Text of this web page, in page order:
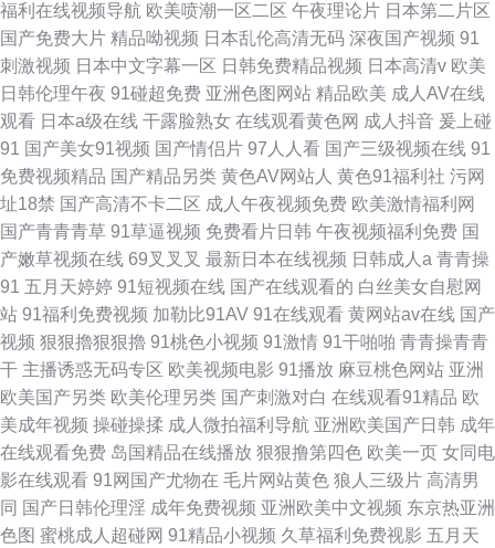
福利在线视频导航 欧美喷潮一区二区 午夜理论片 日本第二片区
国产免费大片 精品呦视频 日本乱伦高清无码 深夜国产视频 91
刺激视频 日本中文字幕一区 日韩免费精品视频 日本高清v 欧美
日韩伦理午夜 91碰超免费 亚洲色图网站 精品欧美 成人AV在线
观看 日本a级在线 干露脸熟女 在线观看黄色网 成人抖音 爰上碰
91 国产美女91视频 国产情侣片 97人人看 国产三级视频在线 91
免费视频精品 国产精品另类 黄色AV网站人 黄色91福利社 污网
址18禁 国产高清不卡二区 成人午夜视频免费 欧美激情福利网
国产青青青草 91草逼视频 免费看片日韩 午夜视频福利免费 国
产嫩草视频在线 69叉叉叉 最新日本在线视频 日韩成人a 青青操
91 五月天婷婷 91短视频在线 国产在线观看的 白丝美女自慰网
站 91福利免费视频 加勒比91AV 91在线观看 黄网站av在线 国产
视频 狠狠擼狠狠擼 91桃色小视频 91激情 91干啪啪 青青操青青
干 主播诱惑无码专区 欧美视频电影 91播放 麻豆桃色网站 亚洲
欧美国产另类 欧美伦理另类 国产刺激对白 在线观看91精品 欧
美成年视频 操碰操揉 成人微拍福利导航 亚洲欧美国产日韩 成年
在线观看免费 岛国精品在线播放 狠狠撸第四色 欧美一页 女同电
影在线观看 91网国产尤物在 毛片网站黄色 狼人三级片 高清男
同 国产日韩伦理淫 成年免费视频 亚洲欧美中文视频 东京热亚洲
色图 蜜桃成人超碰网 91精品小视频 久草福利免费视影 五月天